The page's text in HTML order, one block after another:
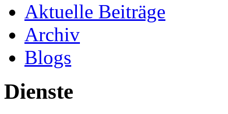
Aktuelle Beiträge
Archiv
Blogs
Dienste